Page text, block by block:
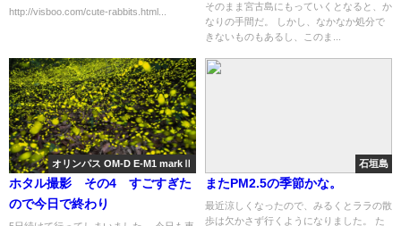
http://visboo.com/cute-rabbits.html...
そのまま宮古島にもっていくとなると、か
なりの手間だ。 しかし、なかなか処分で
きないものもあるし、このま...
オリンパス OM-D E-M1 markⅡ
ホタル撮影 その4 すごすぎた
ので今日で終わり
石垣島
またPM2.5の季節かな。
最近涼しくなったので、みるくとララの散
歩は欠かさず行くようになりました。 た